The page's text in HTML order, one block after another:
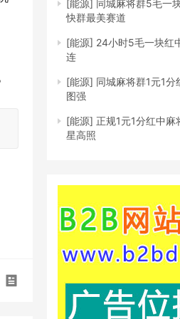
[能源] 同城麻将群5毛一
快群最美赛道
[能源] 24小时5毛一块红
连
[能源] 同城麻将群1元1分
图强
[能源] 正规1元1分红中
星高照